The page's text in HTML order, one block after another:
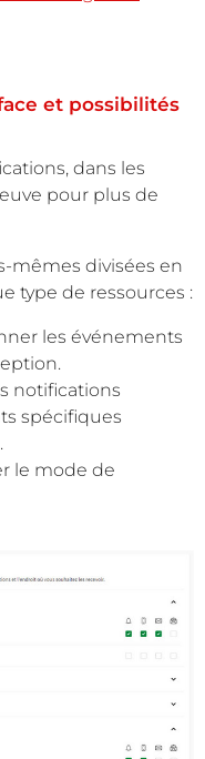
et possibilités
dans les
pour plus de
mêmes divisées en
type de ressources :
les événements
notifications
spécifiques
le mode de